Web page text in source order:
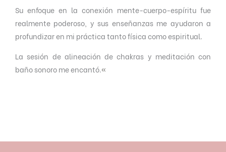
Su enfoque en la conexión mente-cuerpo-espíritu fue
realmente poderoso, y sus enseñanzas me ayudaron a
profundizar en mi práctica tanto física como espiritual.
La sesión de alineación de chakras y meditación con
baño sonoro me encantó.«